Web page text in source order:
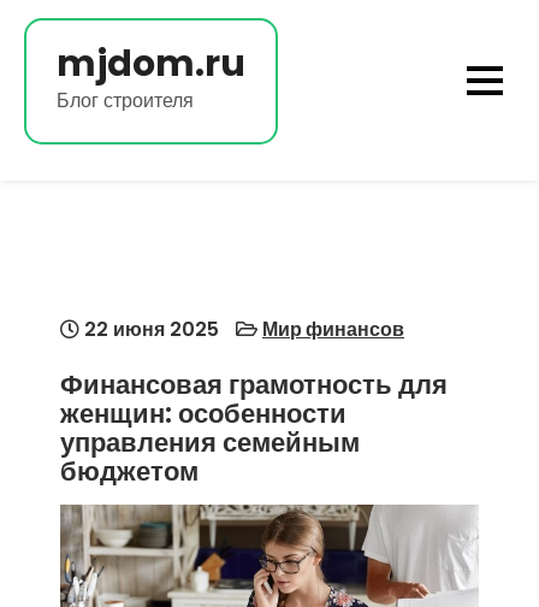
Перейти
содержимомуmjdom.ru
Блог строителя
22 июня 2025 Мир финансов
Финансовая грамотность для
женщин: особенности
управления семейным
бюджетом